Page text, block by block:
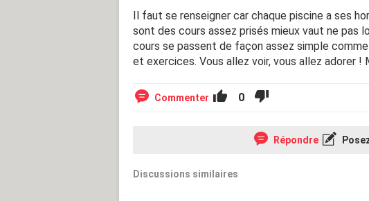
Il faut se renseigner car chaque piscine a ses
sont des cours assez prisés mieux vaut ne pas
cours se passent de façon assez simple
et exercices. Vous allez voir, vous allez adorer !
Commenter 0
Répondre
Discussions similaires